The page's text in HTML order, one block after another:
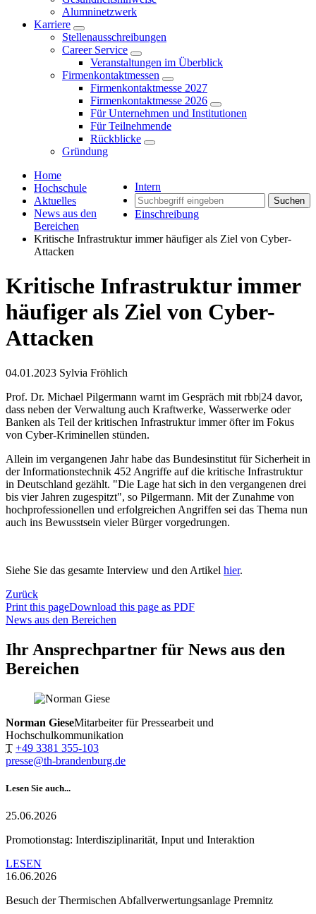
Alumninetzwerk
Karriere
Stellenausschreibungen
Career Service
Veranstaltungen im Überblick
Firmenkontaktmessen
Firmenkontaktmesse 2027
Firmenkontaktmesse 2026
Für Unternehmen und Institutionen
Für Teilnehmende
Rückblicke
Gründung
Intern
Suchen
Einschreibung
Home
Hochschule
Aktuelles
News aus den
Bereichen
Kritische Infrastruktur immer häufiger als Ziel von Cyber-
Attacken
Kritische Infrastruktur immer
häufiger als Ziel von Cyber-
Attacken
04.01.2023 Sylvia Fröhlich
Prof. Dr. Michael Pilgermann warnt im Gespräch mit rbb|24 davor,
dass neben der Verwaltung auch Kraftwerke, Wasserwerke oder
Banken als Teil der kritischen Infrastruktur immer öfter im Fokus
von Cyber-Kriminellen stünden.
Allein im vergangenen Jahr habe das Bundesinstitut für Sicherheit in
der Informationstechnik 452 Angriffe auf die kritische Infrastruktur
in Deutschland gezählt. "Die Lage hat sich in den vergangenen drei
bis vier Jahren zugespitzt", so Pilgermann. Mit der Zunahme von
hochprofessionellen und erfolgreichen Angriffen sei das Thema nun
auch ins Bewusstsein vieler Bürger vorgedrungen.
Siehe Sie das gesamte Interview und den Artikel hier.
Zurück
Print this pageDownload this page as PDF
News aus den Bereichen
Ihr Ansprechpartner für News aus den
Bereichen
Norman GieseMitarbeiter für Pressearbeit und
Hochschulkommunikation
T +49 3381 355-103
presse@th-brandenburg.de
Lesen Sie auch...
25.06.2026
Promotionstag: Interdisziplinarität, Input und Interaktion
LESEN
16.06.2026
Besuch der Thermischen Abfallverwertungsanlage Premnitz